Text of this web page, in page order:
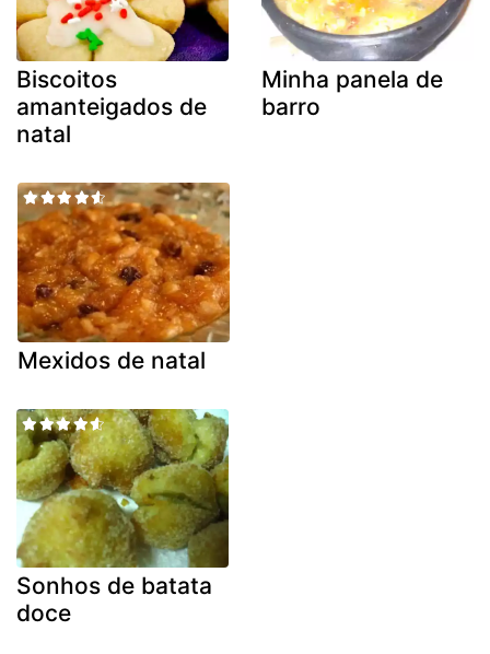
Biscoitos
amanteigados de
natal
Minha panela de
barro
Mexidos de natal
Sonhos de batata
doce